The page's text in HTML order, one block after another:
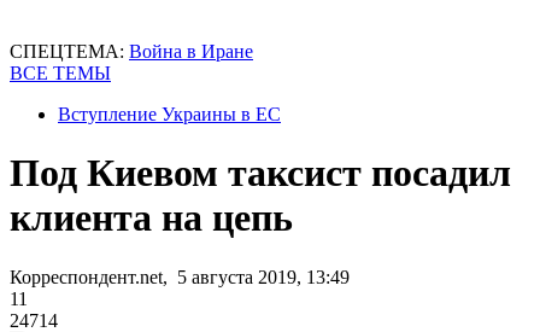
СПЕЦТЕМА: Война в Иране
ВСЕ ТЕМЫ
Вступление Украины в ЕС
Под Киевом таксист посадил
клиента на цепь
Корреспондент.net, 5 августа 2019, 13:49
11
24714